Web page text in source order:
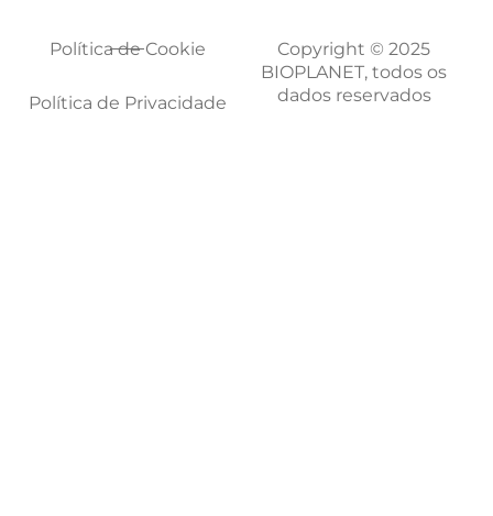
Política de Cookie
Política de Privacidade
Copyright © 2025
BIOPLANET, todos os
dados reservados